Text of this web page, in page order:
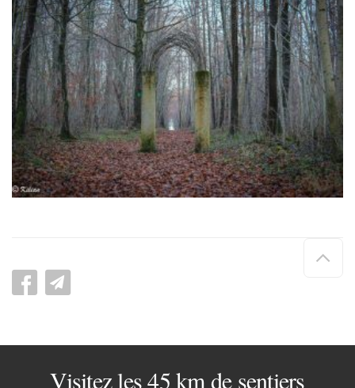
de
Visitez les 45 km de sentiers